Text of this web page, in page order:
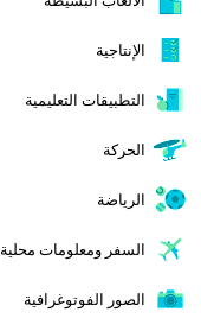
الإنتاجية
التطبيقات التعليمية
الحركة
الرياضة
السفر ومعلومات محلية
الصور الفوتوغرافية